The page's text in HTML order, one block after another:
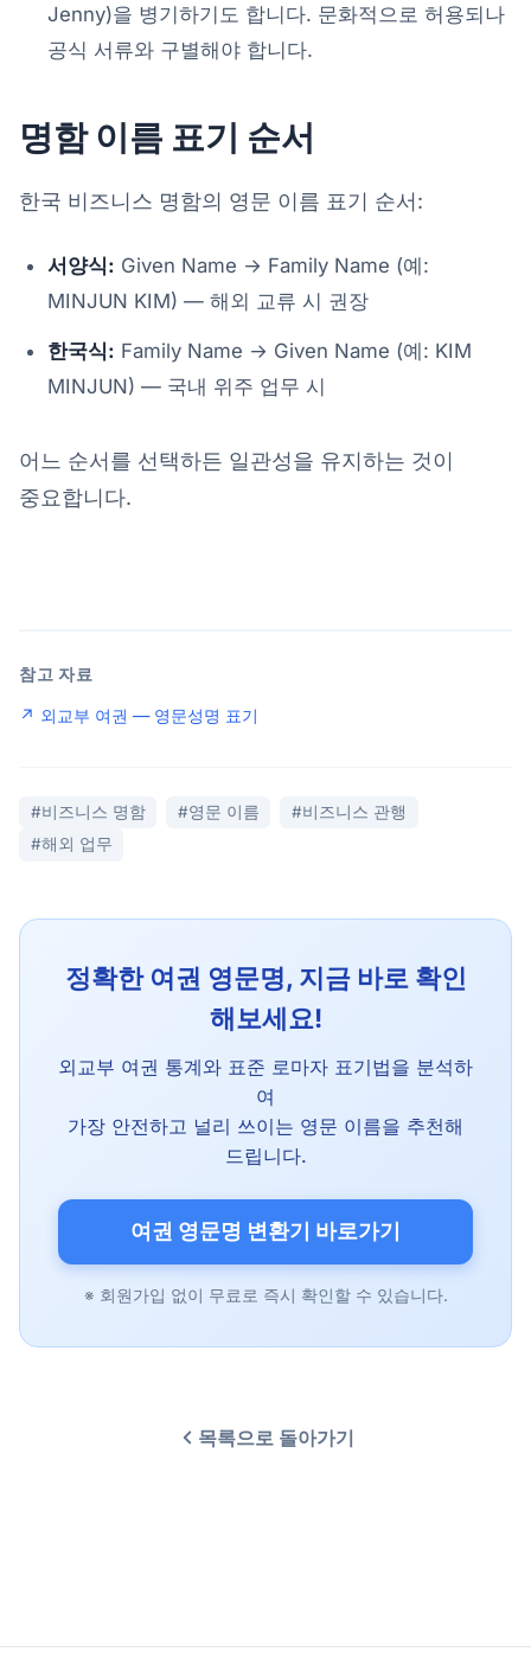
Jenny)을 병기하기도 합니다. 문화적으로 허용되나
공식 서류와 구별해야 합니다.
명함 이름 표기 순서
한국 비즈니스 명함의 영문 이름 표기 순서:
서양식: Given Name → Family Name (예:
MINJUN KIM) — 해외 교류 시 권장
한국식: Family Name → Given Name (예: KIM
MINJUN) — 국내 위주 업무 시
어느 순서를 선택하든 일관성을 유지하는 것이
중요합니다.
참고 자료
↗ 외교부 여권 — 영문성명 표기
#비즈니스 명함 #영문 이름
#비즈니스 관행
#해외 업무
정확한 여권 영문명, 지금 바로 확인
해보세요!
외교부 여권 통계와 표준 로마자 표기법을 분석하
여
가장 안전하고 널리 쓰이는 영문 이름을 추천해
드립니다.
여권 영문명 변환기 바로가기
※ 회원가입 없이 무료로 즉시 확인할 수 있습니다.
목록으로 돌아가기